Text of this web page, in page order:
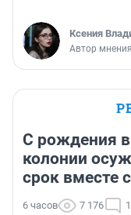
Ксения
Автор мнения
С рождения в
колонии
срок вместе
6 часов 7 176